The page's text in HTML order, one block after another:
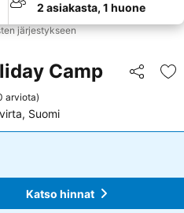
2 asiakasta, 1 huone
järjestykseen
Camp Jaa
arviota)
Suomi
hinnatKatso hinnat